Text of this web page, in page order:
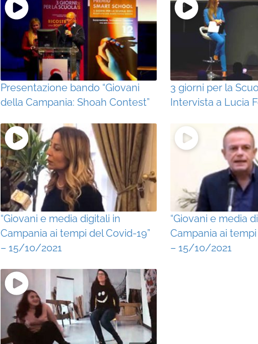
Presentazione bando “Giovani
della Campania: Shoah Contest”
3 giorni per la
Intervista a Lucia
“Giovani e media digitali in
Campania ai tempi del Covid-19”
– 15/10/2021
“Giovani e media
Campania ai tempi
– 15/10/2021